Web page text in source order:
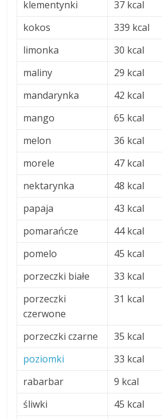
klementynki
37 kcal
kokos
339 kcal
limonka
30 kcal
maliny
29 kcal
mandarynka
42 kcal
mango
65 kcal
melon
36 kcal
morele
47 kcal
nektarynka
48 kcal
papaja
43 kcal
pomarańcze
44 kcal
pomelo
45 kcal
porzeczki białe
33 kcal
porzeczki
czerwone
31 kcal
porzeczki czarne
35 kcal
poziomki
33 kcal
rabarbar
9 kcal
śliwki
45 kcal